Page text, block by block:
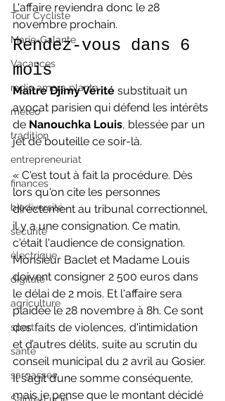
Tour Cycliste
Marie-Galante
Vacances
radio amora planta
meteo
tradition
entrepreneuriat
finances
biodiversité
sécurité
électrique
digitale
agriculture
sport
santé
sargasses
L'affaire reviendra donc le 28
novembre prochain.
Rendez-vous dans 6
mois
Maître Djimy Vérité substituait un
avocat parisien qui défend les intérêts
de Nanouchka Louis, blessée par un
jet de bouteille ce soir-là.
« C'est tout à fait la procédure. Dès
lors qu'on cite les personnes
directement au tribunal correctionnel,
il y a une consignation. Ce matin,
c'était l'audience de consignation.
Monsieur Baclet et Madame Louis
doivent consigner 2 500 euros dans
le délai de 2 mois. Et l'affaire sera
plaidée le 28 novembre à 8h. Ce sont
des faits de violences, d'intimidation
et d’autres délits, suite au scrutin du
conseil municipal du 2 avril au Gosier.
Il s’agit d’une somme conséquente,
mais je pense que le montant décidé